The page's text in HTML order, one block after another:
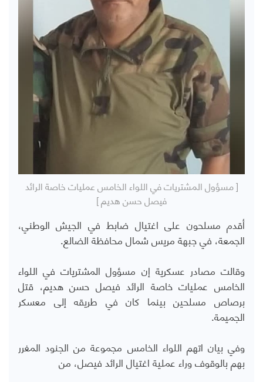
[ مسؤول المشتريات في اللواء الخامس عمليات خاصة الرائد
فيصل حسن هديم ]
أقدم مسلحون على اغتيال ضابط في الجيش الوطني،
الجمعة، في جبهة مريس شمال محافظة الضالع.
وقالت مصادر عسكرية إن مسؤول المشتريات في اللواء
الخامس عمليات خاصة الرائد فيصل حسن هديم، قتل
برصاص مسلحين بينما كان في طريقه إلى معسكر
الجميمة.
وفي بيان اتهم اللواء الخامس مجموعة من الجنود المغرر
بهم بالوقوف وراء عملية اغتيال الرائد فيصل، من